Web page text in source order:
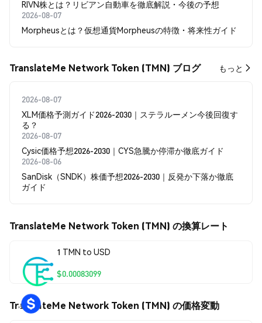
RIVN株とは？リビアン自動車を徹底解説・今後の予想
2026-08-07
Morpheusとは？仮想通貨Morpheusの特徴・将来性ガイド
TranslateMe Network Token (TMN) ブログ もっと
2026-08-07
XLM価格予測ガイド2026-2030｜ステラルーメン今後回復す
る？
2026-08-07
Cysic価格予想2026-2030｜CYS急騰か停滞か徹底ガイド
2026-08-06
SanDisk（SNDK）株価予想2026-2030｜反発か下落か徹底
ガイド
TranslateMe Network Token (TMN) の換算レート
1 TMN to USD
$0.00083099
TranslateMe Network Token (TMN) の価格変動